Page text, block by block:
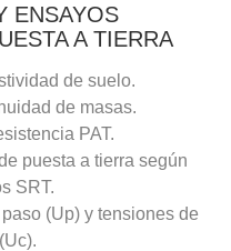
ENSAYOS
A TIERRA
de suelo.
de masas.
PAT.
puesta a tierra según
SRT.
(Up) y tensiones de